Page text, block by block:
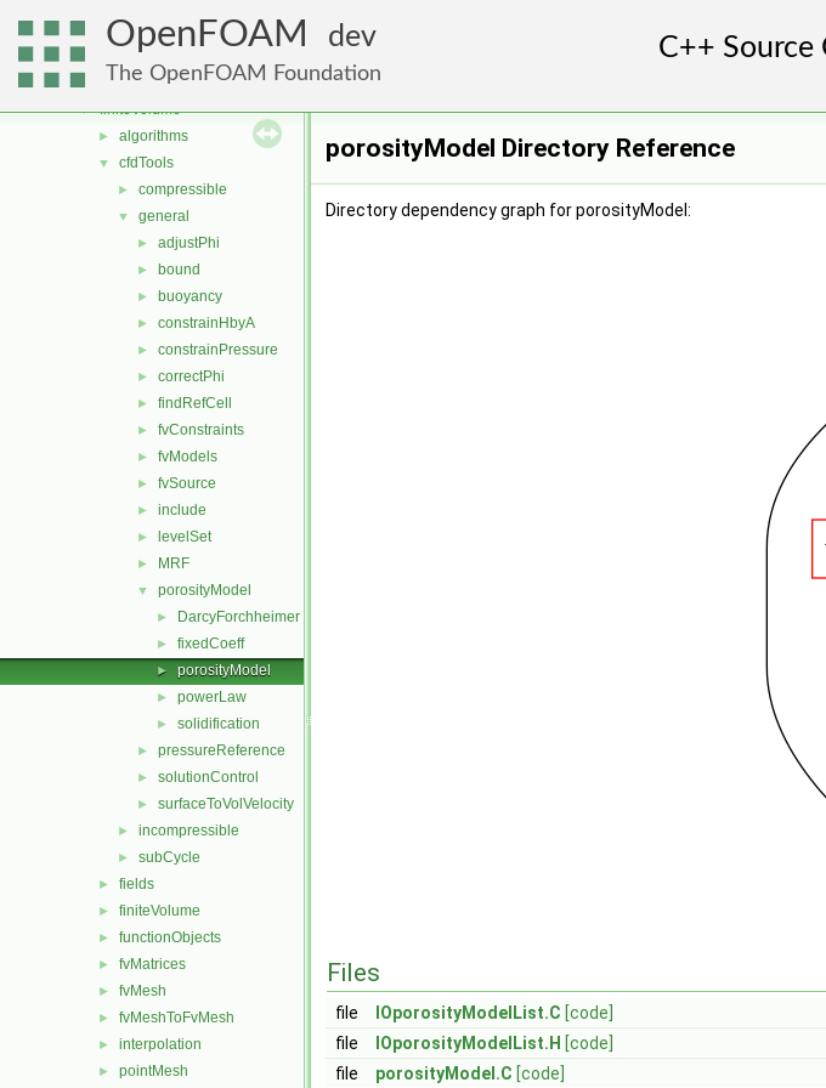
OpenFOAM dev
The OpenFOAM Foundation
conversion
dummyThirdParty
fileFormats
▼ finiteVolume
► algorithms
▼ cfdTools
► compressible
▼ general
► adjustPhi
► bound
► buoyancy
► constrainHbyA
► constrainPressure
► correctPhi
► findRefCell
► fvConstraints
► fvModels
► fvSource
► include
► levelSet
► MRF
▼ porosityModel
► DarcyForchheimer
► fixedCoeff
► porosityModel
► powerLaw
► solidification
► pressureReference
► solutionControl
► surfaceToVolVelocity
► incompressible
► subCycle
► fields
► finiteVolume
► functionObjects
► fvMatrices
► fvMesh
► fvMeshToFvMesh
► interpolation
► pointMesh
porosityModel Directory Reference
Directory dependency graph for porosityModel:
Files
file IOporosityModelList.C [code]
file
IOporosityModelList.H [code]
file
porosityModel.C [code]